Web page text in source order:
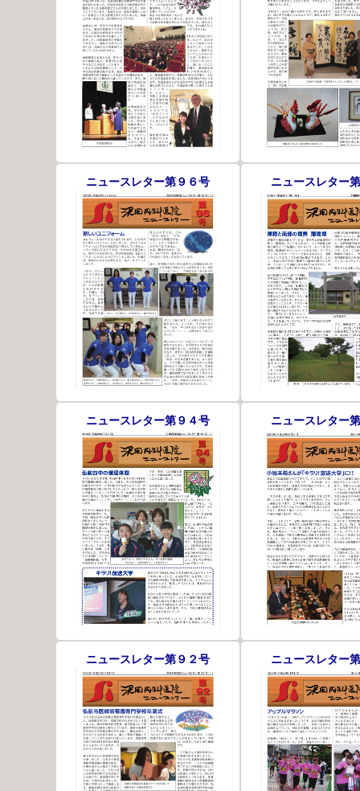
ニュースレター第９６号 ニュースレター
ニュースレター第９４号 ニュースレター
ニュースレター第９２号 ニュースレター